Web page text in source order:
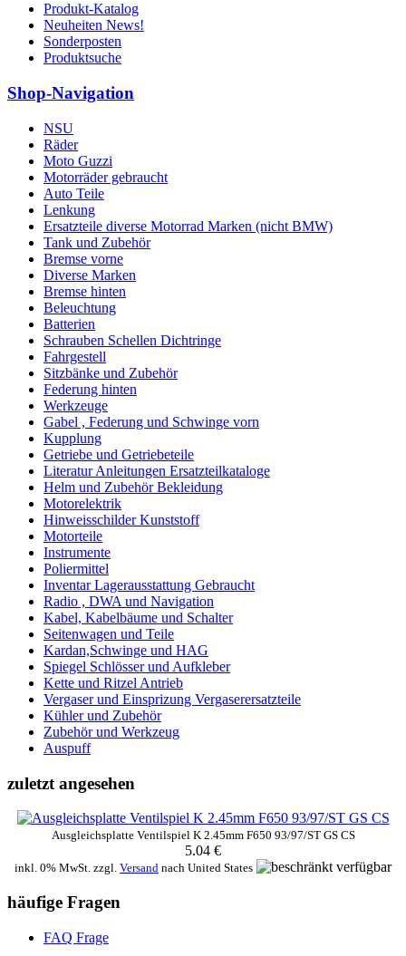
Produkt-Katalog
Neuheiten News!
Sonderposten
Produktsuche
Shop-Navigation
NSU
Räder
Moto Guzzi
Motorräder gebraucht
Auto Teile
Lenkung
Ersatzteile diverse Motorrad Marken (nicht BMW)
Tank und Zubehör
Bremse vorne
Diverse Marken
Bremse hinten
Beleuchtung
Batterien
Schrauben Schellen Dichtringe
Fahrgestell
Sitzbänke und Zubehör
Federung hinten
Werkzeuge
Gabel , Federung und Schwinge vorn
Kupplung
Getriebe und Getriebeteile
Literatur Anleitungen Ersatzteilkataloge
Helm und Zubehör Bekleidung
Motorelektrik
Hinweisschilder Kunststoff
Motorteile
Instrumente
Poliermittel
Inventar Lagerausstattung Gebraucht
Radio , DWA und Navigation
Kabel, Kabelbäume und Schalter
Seitenwagen und Teile
Kardan,Schwinge und HAG
Spiegel Schlösser und Aufkleber
Kette und Ritzel Antrieb
Vergaser und Einsprizung Vergaserersatzteile
Kühler und Zubehör
Zubehör und Werkzeug
Auspuff
zuletzt angesehen
Ausgleichsplatte Ventilspiel K 2.45mm F650 93/97/ST GS CS
5.04 €
inkl. 0% MwSt. zzgl. Versand nach United States
häufige Fragen
FAQ Frage